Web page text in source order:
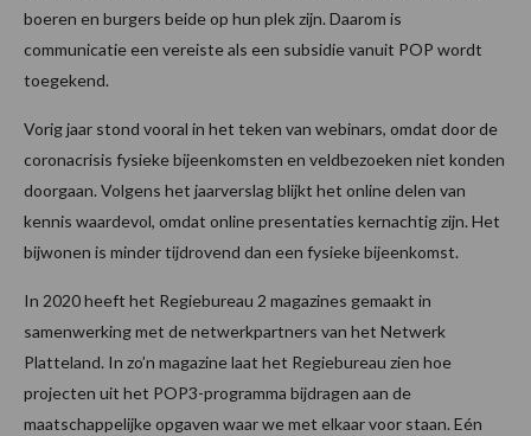
boeren en burgers beide op hun plek zijn. Daarom is
communicatie een vereiste als een subsidie vanuit POP wordt
toegekend.
Vorig jaar stond vooral in het teken van webinars, omdat door de
coronacrisis fysieke bijeenkomsten en veldbezoeken niet konden
doorgaan. Volgens het jaarverslag blijkt het online delen van
kennis waardevol, omdat online presentaties kernachtig zijn. Het
bijwonen is minder tijdrovend dan een fysieke bijeenkomst.
In 2020 heeft het Regiebureau 2 magazines gemaakt in
samenwerking met de netwerkpartners van het Netwerk
Platteland. In zo’n magazine laat het Regiebureau zien hoe
projecten uit het POP3-programma bijdragen aan de
maatschappelijke opgaven waar we met elkaar voor staan. Eén